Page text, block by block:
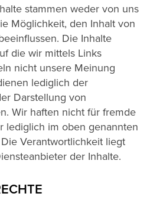
stammen weder von uns
Möglichkeit, den Inhalt von
Die Inhalte
die wir mittels Links
nicht unsere Meinung
lediglich der
Darstellung von
Wir haften nicht für fremde
lediglich im oben genannten
Verantwortlichkeit liegt
der Inhalte.